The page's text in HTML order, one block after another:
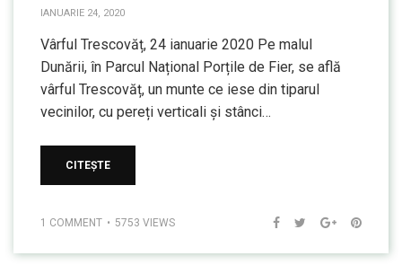
IANUARIE 24, 2020
Vârful Trescovăț, 24 ianuarie 2020 Pe malul
Dunării, în Parcul Național Porțile de Fier, se află
vârful Trescovăț, un munte ce iese din tiparul
vecinilor, cu pereți verticali și stânci…
CITEȘTE
1 COMMENT 5753 VIEWS